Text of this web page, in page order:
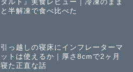
タルト』実食レビュー｜冷凍のまま
と半解凍で食べ比べた
引っ越しの寝床にインフレーターマ
ットは使えるか｜厚さ8cmで2ヶ月
寝た正直な話